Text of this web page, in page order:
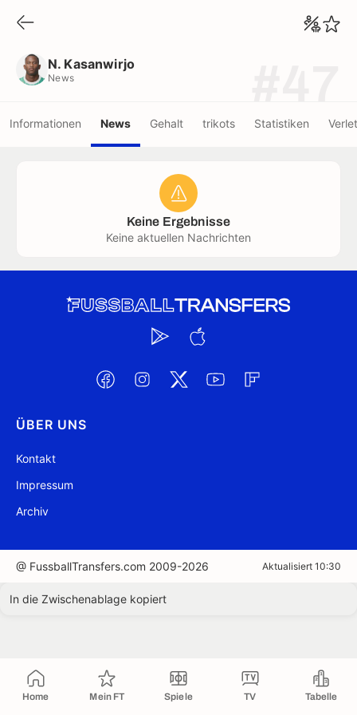
Home Mein FT Spiele TV Tabelle
N. Kasanwirjo
News
Informationen News Gehalt trikots Statistiken
Keine Ergebnisse
Keine aktuellen Nachrichten
ÜBER UNS
Kontakt
Impressum
Archiv
@ FussballTransfers.com 2009-2026 Aktualisiert 10:30
In die Zwischenablage kopiert